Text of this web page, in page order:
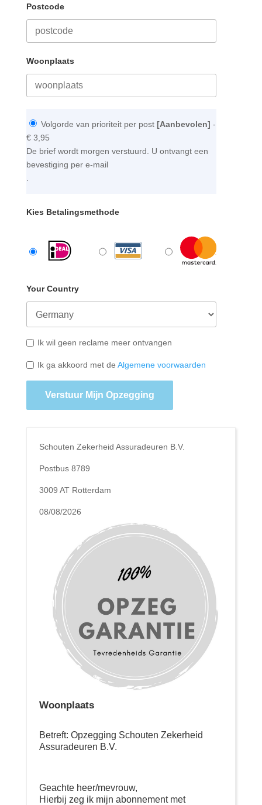
Postcode
Woonplaats
Volgorde van prioriteit per post [Aanbevolen] -
€ 3,95
De brief wordt morgen verstuurd. U ontvangt een
bevestiging per e-mail
.
Kies Betalingsmethode
Your Country
Ik wil geen reclame meer ontvangen
Ik ga akkoord met de Algemene voorwaarden
Verstuur Mijn Opzegging
Schouten Zekerheid Assuradeuren B.V.
Postbus 8789
3009 AT Rotterdam
08/08/2026
Woonplaats
Betreft: Opzegging Schouten Zekerheid
Assuradeuren B.V.
Geachte heer/mevrouw,
Hierbij zeg ik mijn abonnement met